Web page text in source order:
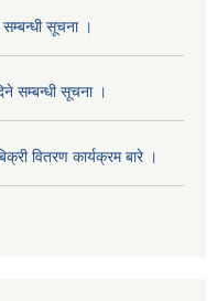
सूचना ।
सम्बन्धी सूचना ।
वितरण कार्यक्रम बारे ।